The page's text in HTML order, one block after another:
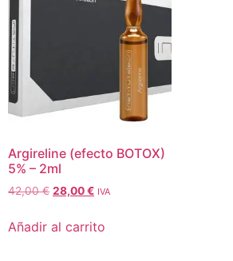
Argireline (efecto BOTOX)
5% – 2ml
42,00€ 28,00€ IVA
Añadir al carrito